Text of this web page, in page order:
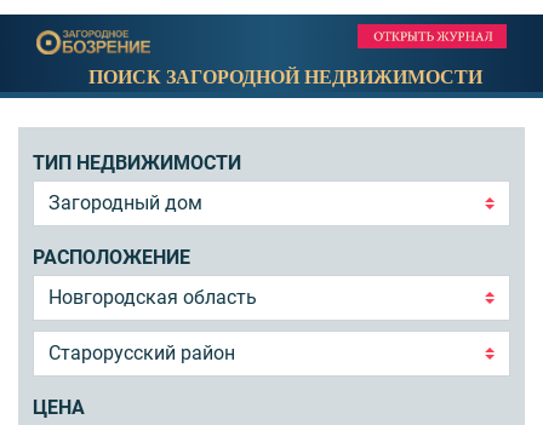
ПОИСК ЗАГОРОДНОЙ НЕДВИЖИМОСТИ
ТИП НЕДВИЖИМОСТИ
РАСПОЛОЖЕНИЕ
ЦЕНА